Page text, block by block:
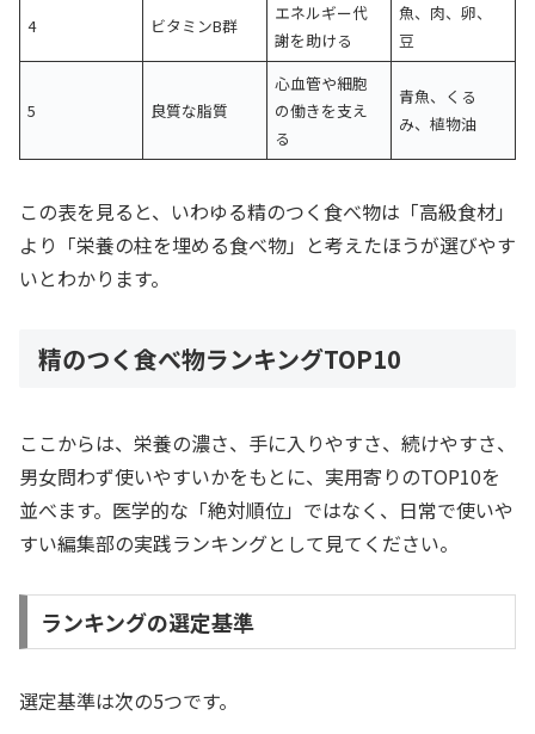
4 ビタミンB群
エネルギー代
謝を助ける
魚、肉、卵、
豆
5 良質な脂質
心血管や細胞
の働きを支え
る
青魚、くる
み、植物油
この表を見ると、いわゆる精のつく食べ物は「高級食材」
より「栄養の柱を埋める食べ物」と考えたほうが選びやす
いとわかります。
精のつく食べ物ランキングTOP10
ここからは、栄養の濃さ、手に入りやすさ、続けやすさ、
男女問わず使いやすいかをもとに、実用寄りのTOP10を
並べます。医学的な「絶対順位」ではなく、日常で使いや
すい編集部の実践ランキングとして見てください。
ランキングの選定基準
選定基準は次の5つです。